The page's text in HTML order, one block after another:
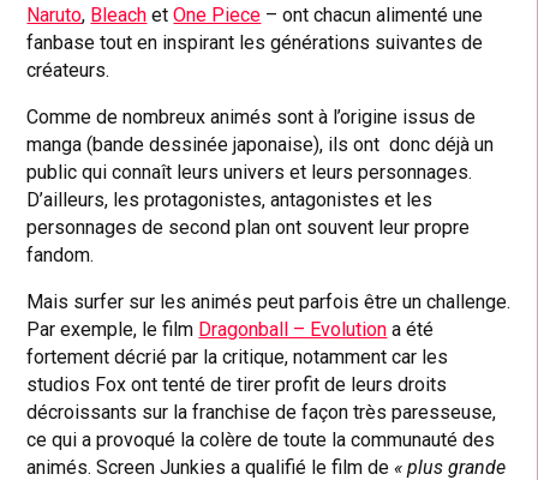
Naruto, Bleach etOne Piece – ont chacun alimenté une
fanbase tout en inspirant les générations suivantes de
créateurs.
Comme de nombreux animés sont à l’origine issus de
manga (bande dessinée japonaise), ils ont donc déjà un
public qui connaît leurs univers et leurs personnages.
D’ailleurs, les protagonistes, antagonistes et les
personnages de second plan ont souvent leur propre
fandom.
Mais surfer sur les animés peut parfois être un challenge.
Par exemple, le film Dragonball – Evolution a été
fortement décrié par la critique, notamment car les
studios Fox ont tenté de tirer profit de leurs droits
décroissants sur la franchise de façon très paresseuse,
ce qui a provoqué la colère de toute la communauté des
animés. Screen Junkies a qualifié le film de« plus grande